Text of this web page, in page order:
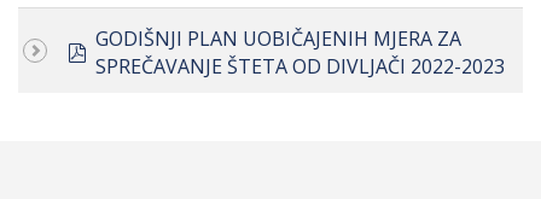
pdf
GODIŠNJI PLAN UOBIČAJENIH MJERA ZA
SPREČAVANJE ŠTETA OD DIVLJAČI 2022-2023